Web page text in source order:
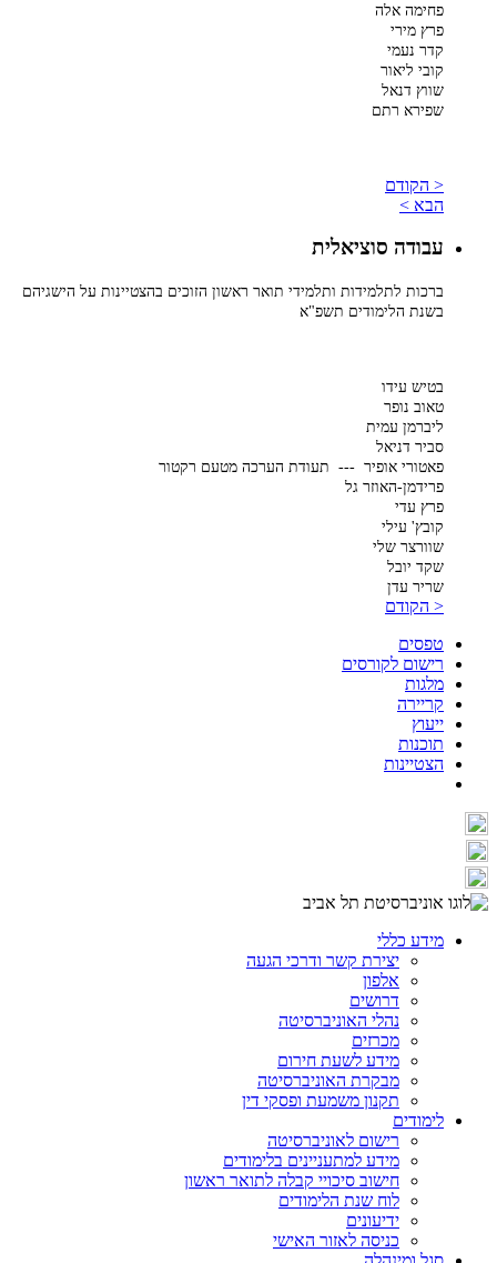
פחימה אלה
פרץ מירי
קדר נעמי
קובי ליאור
שווץ דנאל
שפירא רתם
< הקודם
הבא >
עבודה סוציאלית
ברכות לתלמידות ותלמידי תואר ראשון הזוכים בהצטיינות על הישגיהם
בשנת הלימודים תשפ"א
בטיש עידו
טאוב נופר
ליברמן עמית
סביר דניאל
פאטורי אופיר --- תעודת הערכה מטעם רקטור
פרידמן-האוזר גל
פרץ עדי
קובץ' עילי
שוורצר שלי
שקד יובל
שריר עדן
< הקודם
טפסים
רישום לקורסים
מלגות
קריירה
ייעוץ
תוכנות
הצטיינות
מידע כללי
יצירת קשר ודרכי הגעה
אלפון
דרושים
נהלי האוניברסיטה
מכרזים
מידע לשעת חירום
מבקרת האוניברסיטה
תקנון משמעת ופסקי דין
לימודים
רישום לאוניברסיטה
מידע למתעניינים בלימודים
חישוב סיכויי קבלה לתואר ראשון
לוח שנת הלימודים
ידיעונים
כניסה לאזור האישי